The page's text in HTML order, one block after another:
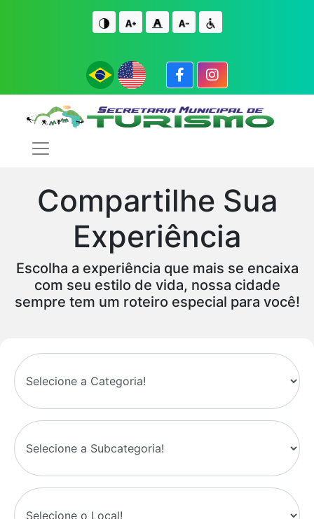
Compartilhe Sua
Experiência
Escolha a experiência que mais se encaixa
com seu estilo de vida, nossa cidade
sempre tem um roteiro especial para você!